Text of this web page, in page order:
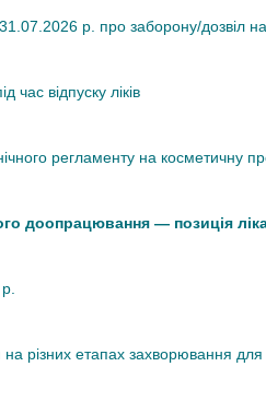
р. про заборону/дозвіл на
відпуску ліків
регламенту на косметичну
доопрацювання — позиція
різних етапах захворювання